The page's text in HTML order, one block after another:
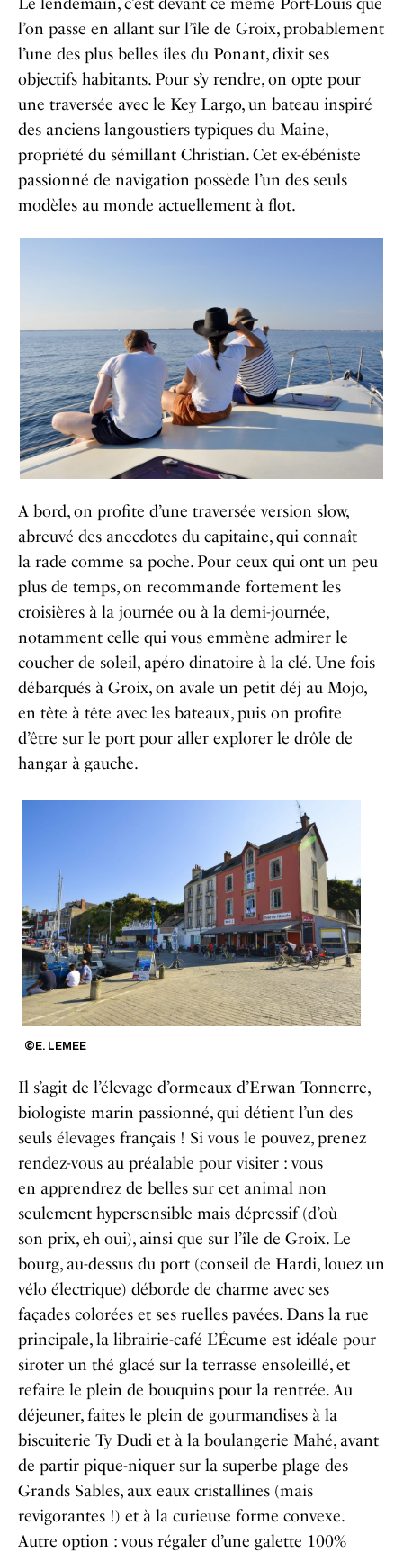
l’on passe en allant sur l’île de Groix, probablement
l’une des plus belles îles du Ponant, dixit ses
objectifs habitants. Pour s’y rendre, on opte pour
une traversée avec le Key Largo, un bateau inspiré
des anciens langoustiers typiques du Maine,
propriété du sémillant Christian. Cet ex-ébéniste
passionné de navigation possède l’un des seuls
modèles au monde actuellement à flot.
A bord, on profite d’une traversée version slow,
abreuvé des anecdotes du capitaine, qui connaît
la rade comme sa poche. Pour ceux qui ont un peu
plus de temps, on recommande fortement les
croisières à la journée ou à la demi-journée,
notamment celle qui vous emmène admirer le
coucher de soleil, apéro dinatoire à la clé. Une fois
débarqués à Groix, on avale un petit déj au Mojo,
en tête à tête avec les bateaux, puis on profite
d’être sur le port pour aller explorer le drôle de
hangar à gauche.
©E. LEMEE
Il s’agit de l’élevage d’ormeaux d’Erwan Tonnerre,
biologiste marin passionné, qui détient l’un des
seuls élevages français ! Si vous le pouvez, prenez
rendez-vous au préalable pour visiter : vous
en apprendrez de belles sur cet animal non
seulement hypersensible mais dépressif (d’où
son prix, eh oui), ainsi que sur l’île de Groix. Le
bourg, au-dessus du port (conseil de Hardi, louez un
vélo électrique) déborde de charme avec ses
façades colorées et ses ruelles pavées. Dans la rue
principale, la librairie-café L’Écume est idéale pour
siroter un thé glacé sur la terrasse ensoleillé, et
refaire le plein de bouquins pour la rentrée. Au
déjeuner, faites le plein de gourmandises à la
biscuiterie Ty Dudi et à la boulangerie Mahé, avant
de partir pique-niquer sur la superbe plage des
Grands Sables, aux eaux cristallines (mais
revigorantes !) et à la curieuse forme convexe.
Autre option : vous régaler d’une galette 100%